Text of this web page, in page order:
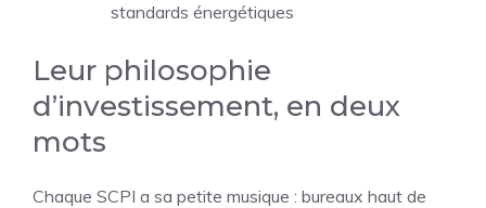
standards énergétiques
Leur philosophie
d’investissement, en deux
mots
Chaque SCPI a sa petite musique : bureaux haut de